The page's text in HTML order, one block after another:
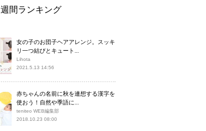
週間ランキング
女の子のお団子ヘアアレンジ。スッキ
リ一つ結びとキュート...
Lihota
2021.5.13 14:56
赤ちゃんの名前に秋を連想する漢字を
使おう！自然や季語に...
teniteo WEB編集部
2018.10.23 08:00